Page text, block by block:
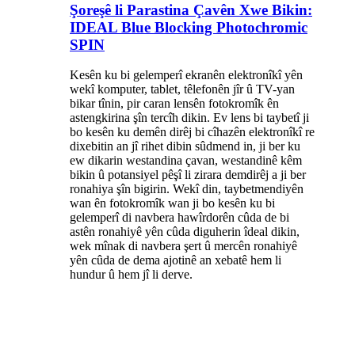
Şoreşê li Parastina Çavên Xwe Bikin:
IDEAL Blue Blocking Photochromic
SPIN
Kesên ku bi gelemperî ekranên elektronîkî yên
wekî komputer, tablet, têlefonên jîr û TV-yan
bikar tînin, pir caran lensên fotokromîk ên
astengkirina şîn tercîh dikin. Ev lens bi taybetî ji
bo kesên ku demên dirêj bi cîhazên elektronîkî re
dixebitin an jî rihet dibin sûdmend in, ji ber ku
ew dikarin westandina çavan, westandinê kêm
bikin û potansiyel pêşî li zirara demdirêj a ji ber
ronahiya şîn bigirin. Wekî din, taybetmendiyên
wan ên fotokromîk wan ji bo kesên ku bi
gelemperî di navbera hawîrdorên cûda de bi
astên ronahiyê yên cûda diguherin îdeal dikin,
wek mînak di navbera şert û mercên ronahiyê
yên cûda de dema ajotinê an xebatê hem li
hundur û hem jî li derve.